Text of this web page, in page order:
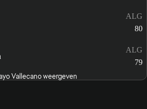
ALG
80
ALG
79
Vallecano weergeven